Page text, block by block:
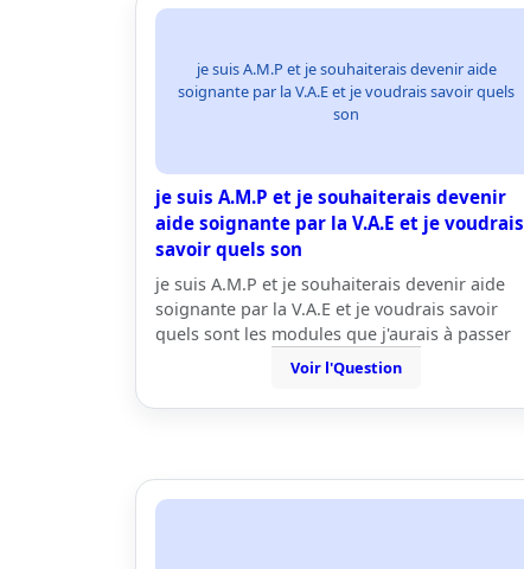
je suis A.M.P et je souhaiterais devenir aide
soignante par la V.A.E et je voudrais savoir quels
son
je suis A.M.P et je souhaiterais devenir
aide soignante par la V.A.E et je voudrais
savoir quels son
je suis A.M.P et je souhaiterais devenir aide
soignante par la V.A.E et je voudrais savoir
quels sont les modules que j'aurais à passer
Voir l'Question